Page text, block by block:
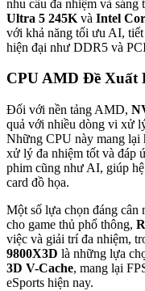
nhu cầu đa nhiệm và
Ultra 5 245K và Intel
với khả năng tối ưu AI,
hiện đại như DDR5 và
CPU AMD Đề Xuất
Đối với nền tảng AMD,
quả với nhiều dòng vi xử
Những CPU này mang lại
xử lý đa nhiệm tốt và đáp
phim cũng như AI, giúp
card đồ họa.
Một số lựa chọn đáng cân
cho game thủ phổ thông,
việc và giải trí đa nhiệm,
9800X3D là những lựa
3D V-Cache, mang lại
eSports hiện nay.